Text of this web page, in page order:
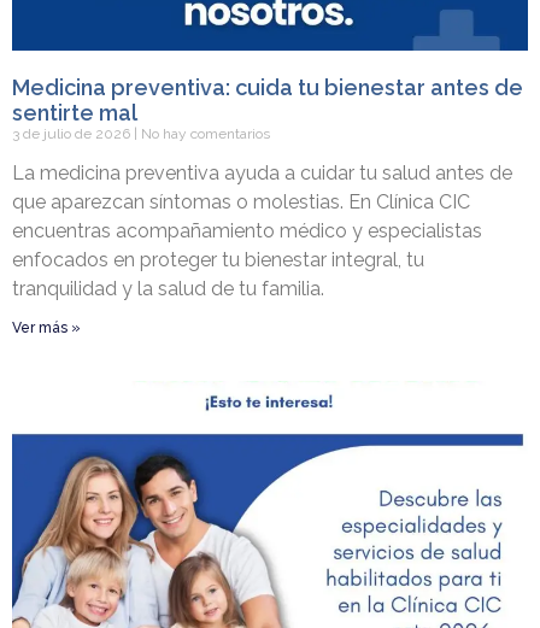
Medicina preventiva: cuida tu bienestar antes de
sentirte mal
3 de julio de 2026 No hay comentarios
La medicina preventiva ayuda a cuidar tu salud antes de
que aparezcan síntomas o molestias. En Clínica CIC
encuentras acompañamiento médico y especialistas
enfocados en proteger tu bienestar integral, tu
tranquilidad y la salud de tu familia.
Ver más »